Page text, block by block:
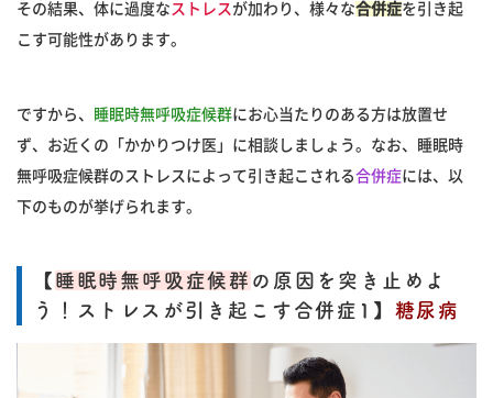
その結果、体に過度な ストレス が加わり、様々な合併症を引き起
こす可能性があります。
ですから、 睡眠時無呼吸症候群にお心当たりのある方は放置せ
ず、お近くの「かかりつけ医」に相談しましょう。なお、睡眠時
無呼吸症候群のストレスによって引き起こされる合併症には、以
下のものが挙げられます。
【 睡眠時無呼吸症候群 の原因を突き止めよ
う！ストレスが引き起こす合併症1】 糖尿病